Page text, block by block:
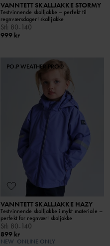
VANNTETT SKALLJAKKE STORMY
Testvinnende skalljakke – perfekt til
regnværsdager! skalljakke
Stl : 80-140
999 kr
PO.P WEATHER PRO®
VANNTETT SKALLJAKKE HAZY
Testvinnende skalljakke i mykt materiale –
perfekt for regnvær! skaljakke
Stl: 80-140
899 kr
NEW ONLINE ONLY